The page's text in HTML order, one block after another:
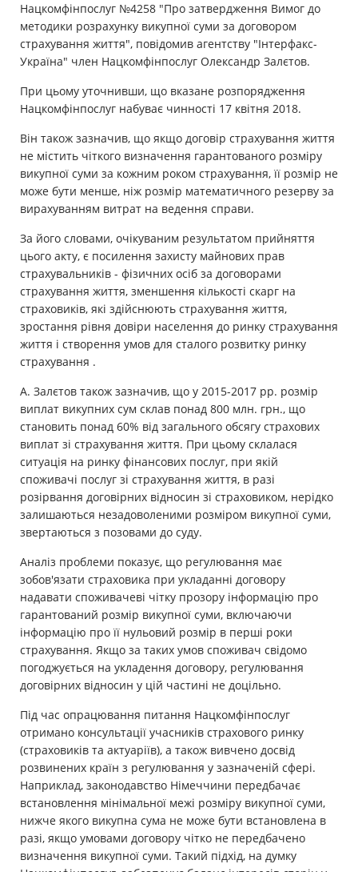
Нацкомфінпослуг №4258 "Про затвердження Вимог до
методики розрахунку викупної суми за договором
страхування життя", повідомив агентству "Інтерфакс-
Україна" член Нацкомфінпослуг Олександр Залєтов.
При цьому уточнивши, що вказане розпорядження
Нацкомфінпослуг набуває чинності 17 квітня 2018.
Він також зазначив, що якщо договір страхування життя
не містить чіткого визначення гарантованого розміру
викупної суми за кожним роком страхування, її розмір не
може бути менше, ніж розмір математичного резерву за
вирахуванням витрат на ведення справи.
За його словами, очікуваним результатом прийняття
цього акту, є посилення захисту майнових прав
страхувальників - фізичних осіб за договорами
страхування життя, зменшення кількості скарг на
страховиків, які здійснюють страхування життя,
зростання рівня довіри населення до ринку страхування
життя і створення умов для сталого розвитку ринку
страхування .
А. Залєтов також зазначив, що у 2015-2017 рр. розмір
виплат викупних сум склав понад 800 млн. грн., що
становить понад 60% від загального обсягу страхових
виплат зі страхування життя. При цьому склалася
ситуація на ринку фінансових послуг, при якій
споживачі послуг зі страхування життя, в разі
розірвання договірних відносин зі страховиком, нерідко
залишаються незадоволеними розміром викупної суми,
звертаються з позовами до суду.
Аналіз проблеми показує, що регулювання має
зобов'язати страховика при укладанні договору
надавати споживачеві чітку прозору інформацію про
гарантований розмір викупної суми, включаючи
інформацію про її нульовий розмір в перші роки
страхування. Якщо за таких умов споживач свідомо
погоджується на укладення договору, регулювання
договірних відносин у цій частині не доцільно.
Під час опрацювання питання Нацкомфінпослуг
отримано консультації учасників страхового ринку
(страховиків та актуаріїв), а також вивчено досвід
розвинених країн з регулювання у зазначеній сфері.
Наприклад, законодавство Німеччини передбачає
встановлення мінімальної межі розміру викупної суми,
нижче якого викупна сума не може бути встановлена ​​в
разі, якщо умовами договору чітко не передбачено
визначення викупної суми. Такий підхід, на думку